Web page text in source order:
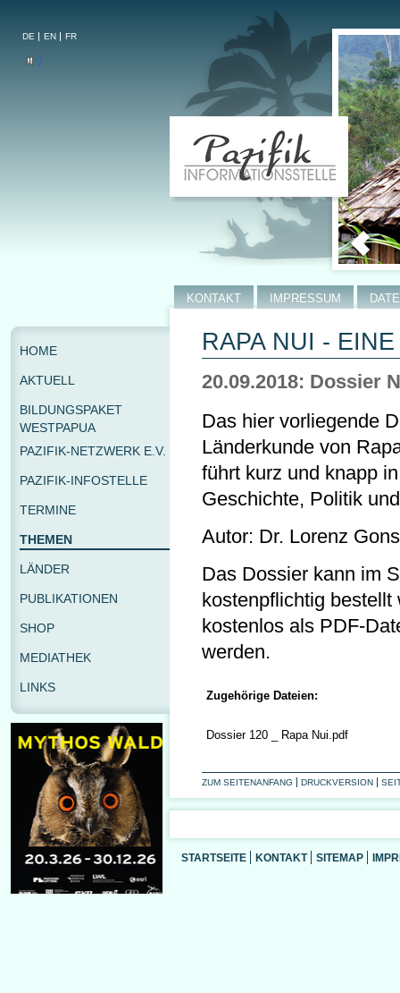
DE EN FR
RAPA NUI -
20.09.2018: Dossier
Das hier vorliegende
Länderkunde von
führt kurz und knapp
Geschichte, Politik
Autor: Dr. Lorenz
Das Dossier kann im
kostenpflichtig bestellt
kostenlos als PDF-
werden.
Zugehörige Dateien:
Dossier 120 _ Rapa Nui.pdf
ZUM SEITENANFANG DRUCKVERSION
STARTSEITE KONTAKT SITEMAP
KONTAKT IMPRESSUM
HOME
AKTUELL
BILDUNGSPAKET
WESTPAPUA
PAZIFIK-NETZWERK E.V.
PAZIFIK-INFOSTELLE
TERMINE
THEMEN
LÄNDER
PUBLIKATIONEN
SHOP
MEDIATHEK
LINKS